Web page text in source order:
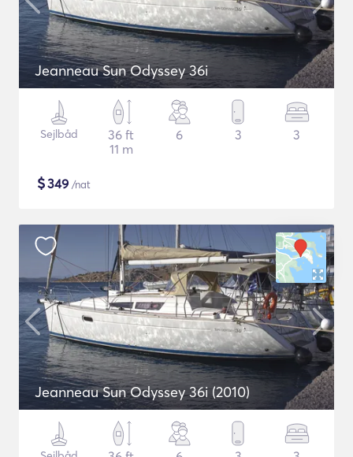
Jeanneau Sun Odyssey 36i
Sejlbåd
36 ft
11 m
6 3 3
$349 /nat
Jeanneau Sun Odyssey 36i (2010)